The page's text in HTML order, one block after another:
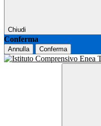
Chiudi
Conferma
Annulla Conferma